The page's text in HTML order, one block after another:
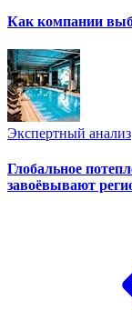
Как компании
Экспертный анализ
Глобальное
завоёвывают